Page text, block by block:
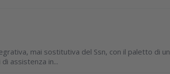
mai sostitutiva del Ssn, con il paletto di un
assistenza in...